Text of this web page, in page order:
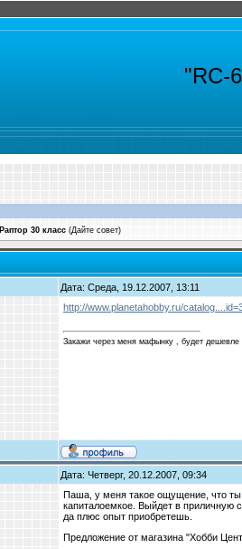
"RC-
Раптор 30 класс (Дайте совет)
Дата: Среда, 19.12.2007, 13:11
http://www.planetahobby.ru/
Закажи через меня мафынку , будет дешевле
Дата: Четверг, 20.12.2007, 09:34
Паша, у меня такое ощущение, что ты
капиталоемкое. Выйдет в приличную
да плюс опыт приобретешь.
Предложение от магазина "Хобби